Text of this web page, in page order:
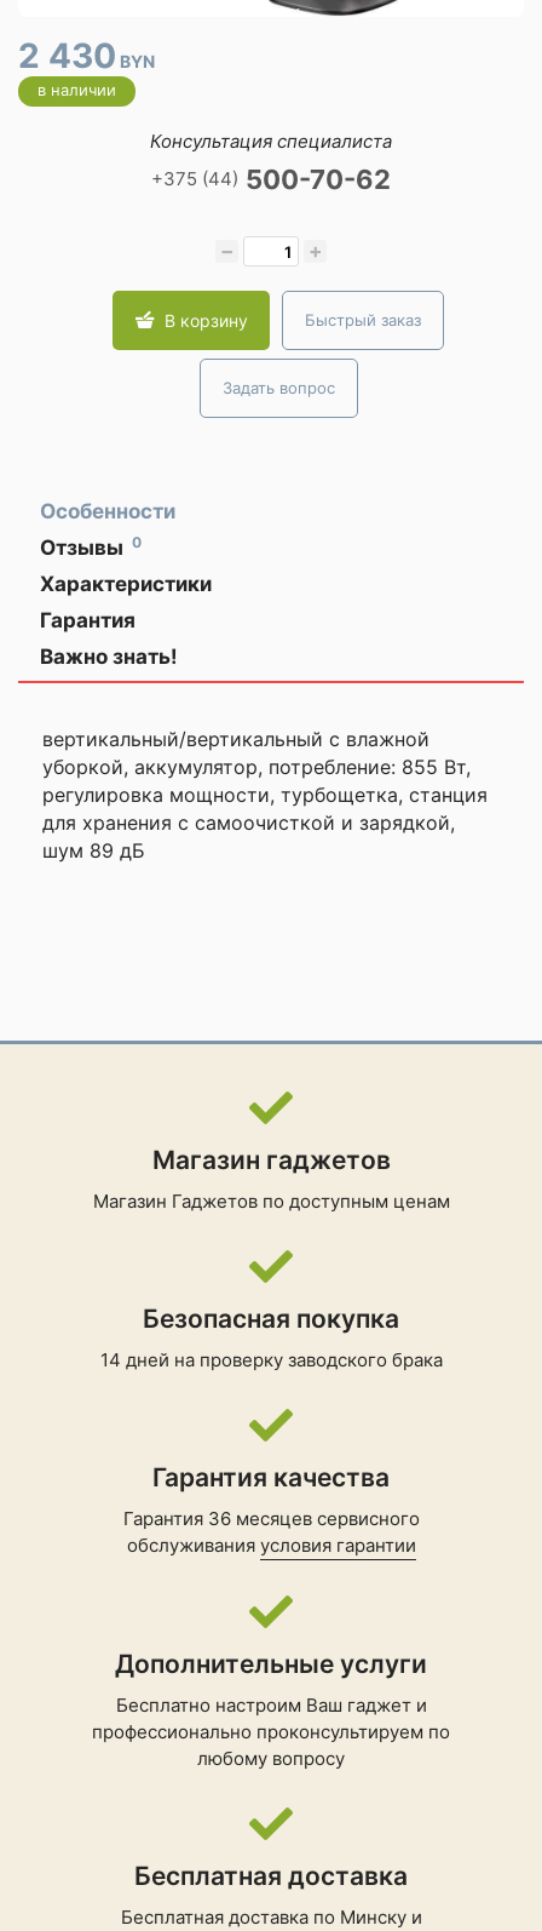
2 430 BYN
в наличии
Консультация специалиста
+375 (44) 500-70-62
− +
В корзину Быстрый заказ
Задать вопрос
Особенности
Отзывы 0
Характеристики
Гарантия
Важно знать!
ГАДЖЕТЫ
ЗАРАНЕЕ!
Нужны
Общая информация
Описание
✅ Автоматическое опустошение
пылесборника происходит в станции без
необходимости вашего участия.
✅ Антибактериальная эффективность
достигается в ультра-режиме, что
дома.
вертикальный,
Пылесборник
контейнер
Мощность
855 Вт
Сила всасывания
(разрежение)
цельная
Автоматическое
сматывание шнура
Насадки и
аксессуары внутри
вертикальный/вертикальный с влажной
уборкой, аккумулятор, потребление: 855 Вт,
регулировка мощности, турбощетка, станция
для хранения с самоочисткой и зарядкой,
шум 89 дБ
Оставить
отзыв
Ваша
Ваше
имя
Политикой
Магазин гаджетов
Магазин Гаджетовпо доступным ценам
Безопасная покупка
14 дней на проверку заводского брака
Гарантия качества
Гарантия 36 месяцев сервисного
обслуживания условия гарантии
Дополнительные услуги
Бесплатно настроим Ваш гаджет и
профессионально проконсультируем по
любому вопросу
Бесплатная доставка
Бесплатная доставка по Минску и